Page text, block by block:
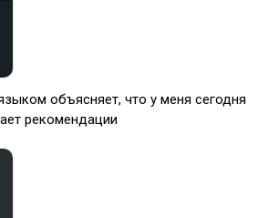
объясняет, что у меня сегодня
рекомендации